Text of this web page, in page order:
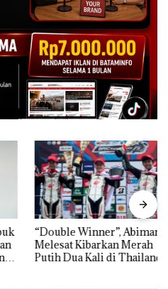
“Double Winner”, Abimanyu
Melesat Kibarkan Merah
Putih Dua Kali di Thailand